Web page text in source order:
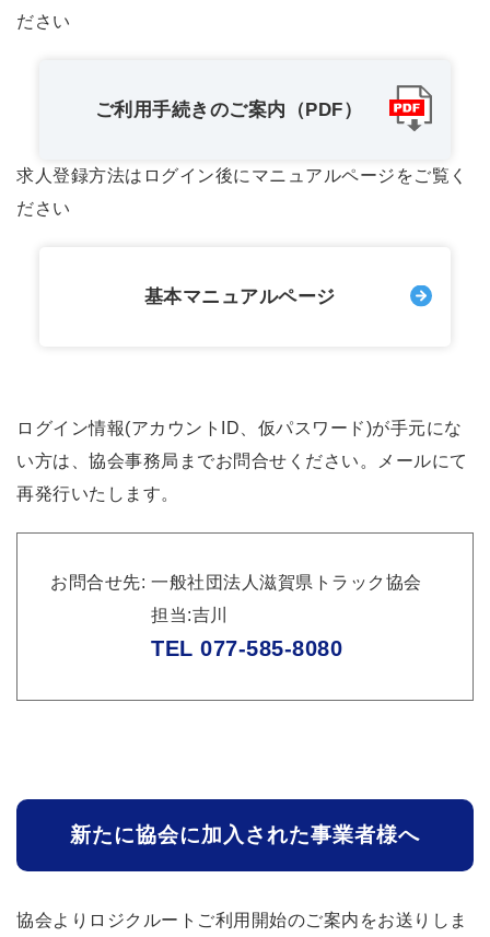
ださい
ご利用手続きのご案内（PDF）
求人登録方法はログイン後にマニュアルページをご覧く
ださい
基本マニュアルページ
ログイン情報(アカウントID、仮パスワード)が手元にな
い方は、協会事務局までお問合せください。メールにて
再発行いたします。
お問合せ先 一般社団法人滋賀県トラック協会
担当:吉川
TEL 077-585-8080
新たに協会に加入された事業者様へ
協会よりロジクルートご利用開始のご案内をお送りしま